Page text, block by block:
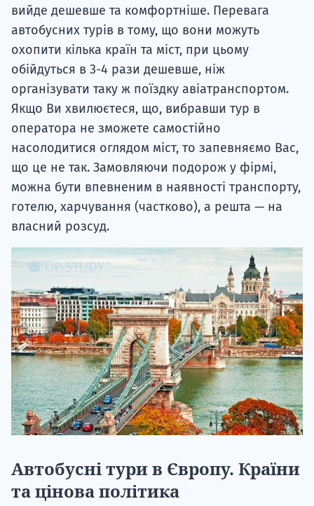
вийде дешевше та комфортніше. Перевага
автобусних турів в тому, що вони можуть
охопити кілька країн та міст, при цьому
обійдуться в 3-4 рази дешевше, ніж
організувати таку ж поїздку авіатранспортом.
Якщо Ви хвилюєтеся, що, вибравши тур в
оператора не зможете самостійно
насолодитися оглядом міст, то запевняємо Вас,
що це не так. Замовляючи подорож у фірмі,
можна бути впевненим в наявності транспорту,
готелю, харчування (частково), а решта — на
власний розсуд.
Автобусні тури в Європу. Країни
та цінова політика